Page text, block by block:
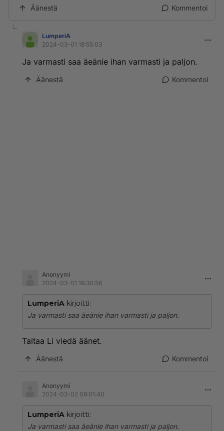
Äänestä Kommentoi
LumperiA
2024-03-01 18:55:03
Ja varmasti saa äeänie ihan varmasti ja paljon.
Äänestä Kommentoi
Anonyymi
2024-03-01 19:30:56
LumperiA kirjoitti:
Ja varmasti saa äeänie ihan varmasti ja paljon.
Taitaa Li viedä äänet.
Äänestä Kommentoi
Anonyymi
2024-03-02 08:01:40
LumperiA kirjoitti:
Ja varmasti saa äeänie ihan varmasti ja paljon.